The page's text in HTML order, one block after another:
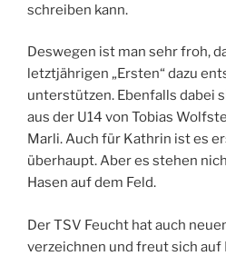
schreiben kann.
Deswegen ist man sehr froh,
letztjährigen „Ersten“ dazu
unterstützen. Ebenfalls dabei
aus der U14 von Tobias
Marli. Auch für Kathrin ist es
überhaupt. Aber es stehen
Hasen auf dem Feld.
Der TSV Feucht hat auch
verzeichnen und freut sich auf